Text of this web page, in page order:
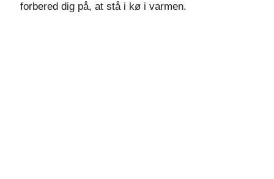
forbered dig på, at stå i kø i varmen.